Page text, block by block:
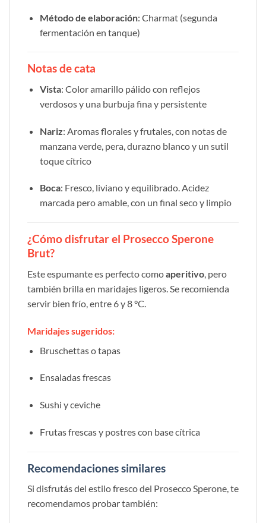
Método de elaboración: Charmat (segunda
fermentación en tanque)
Notas de cata
Vista: Color amarillo pálido con reflejos
verdosos y una burbuja fina y persistente
Nariz: Aromas florales y frutales, con notas de
manzana verde, pera, durazno blanco y un sutil
toque cítrico
Boca: Fresco, liviano y equilibrado. Acidez
marcada pero amable, con un final seco y limpio
¿Cómo disfrutar el Prosecco Sperone
Brut?
Este espumante es perfecto comoaperitivo, pero
también brilla en maridajes ligeros. Se recomienda
servir bien frío, entre 6 y 8 °C.
Maridajes sugeridos:
Bruschettas o tapas
Ensaladas frescas
Sushi y ceviche
Frutas frescas y postres con base cítrica
Recomendaciones similares
Si disfrutás del estilo fresco del Prosecco Sperone, te
recomendamos probar también: